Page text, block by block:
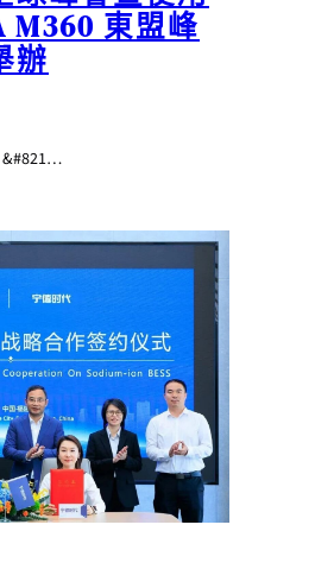
M360 東盟峰
辦
&#821…